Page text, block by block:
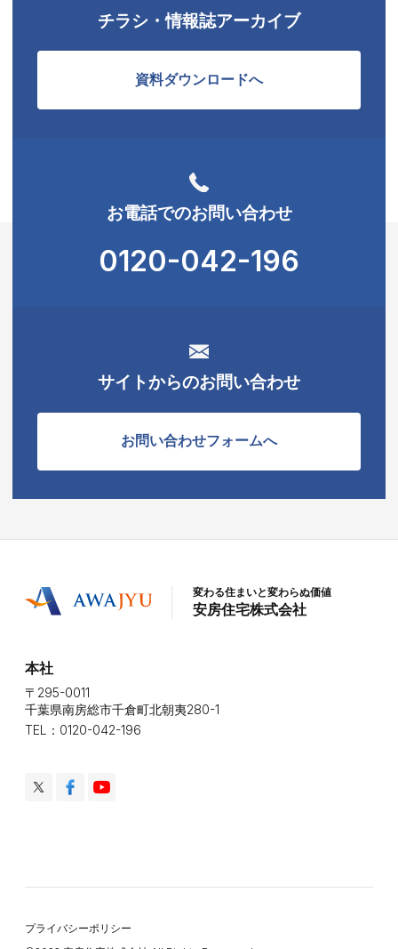
チラシ・情報誌アーカイブ
資料ダウンロードへ
お電話でのお問い合わせ
0120-042-196
サイトからのお問い合わせ
お問い合わせフォームへ
変わる住まいと変わらぬ価値
安房住宅株式会社
本社
〒295-0011
千葉県南房総市千倉町北朝夷280-1
TEL：0120-042-196
プライバシーポリシー